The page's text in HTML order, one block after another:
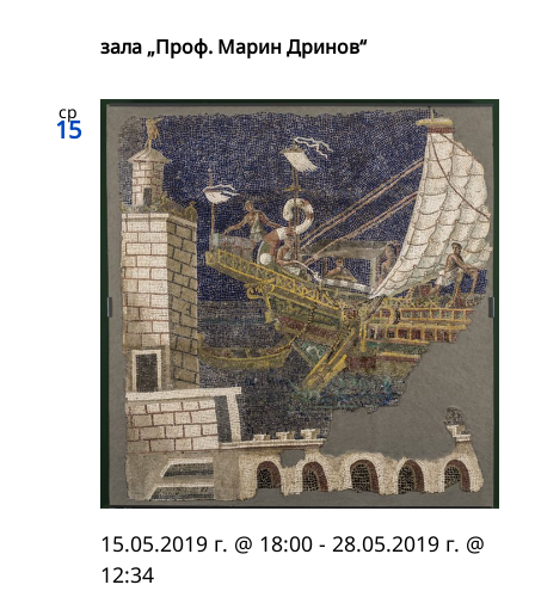
зала „Проф. Марин Дринов“
ср
15
15.05.2019 г. @ 18:00 - 28.05.2019 г. @
12:34